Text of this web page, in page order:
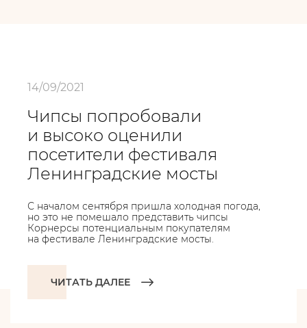
14/09/2021
Чипсы попробовали
и высоко оценили
посетители фестиваля
Ленинградские мосты
С началом сентября пришла холодная погода,
но это не помешало представить чипсы
Корнерсы потенциальным покупателям
на фестивале Ленинградские мосты.
ЧИТАТЬ ДАЛЕЕ